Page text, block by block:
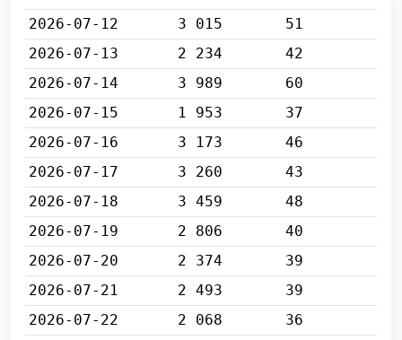
2026-07-12
3 015
51
2026-07-13
2 234
42
2026-07-14
3 989
60
2026-07-15
1 953
37
2026-07-16
3 173
46
2026-07-17
3 260
43
2026-07-18
3 459
48
2026-07-19
2 806
40
2026-07-20
2 374
39
2026-07-21
2 493
39
2026-07-22
2 068
36